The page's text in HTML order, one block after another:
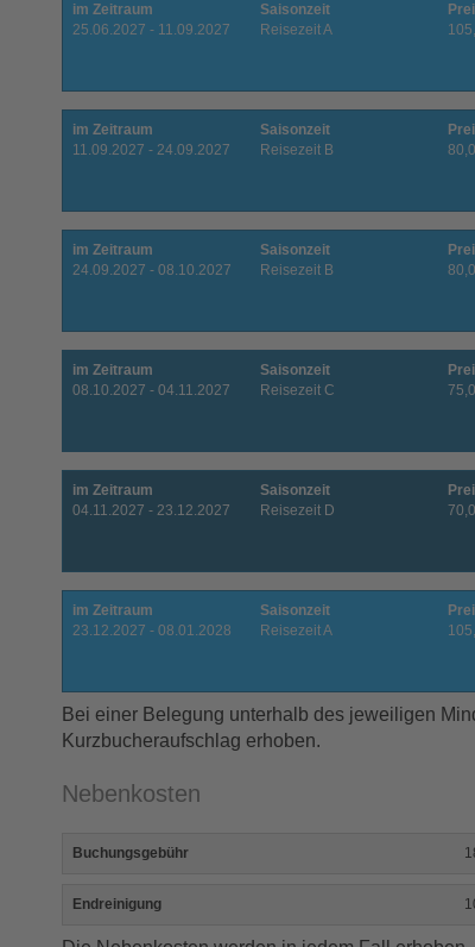
im Zeitraum
25.06.2027 - 11.09.2027
Saisonzeit
Reisezeit A
im Zeitraum
11.09.2027 - 24.09.2027
Saisonzeit
Reisezeit B
im Zeitraum
24.09.2027 - 08.10.2027
Saisonzeit
Reisezeit B
im Zeitraum
08.10.2027 - 04.11.2027
Saisonzeit
Reisezeit C
im Zeitraum
04.11.2027 - 23.12.2027
Saisonzeit
Reisezeit D
im Zeitraum
23.12.2027 - 08.01.2028
Saisonzeit
Reisezeit A
Bei einer Belegung unterhalb des jeweiligen
Kurzbucheraufschlag erhoben.
Nebenkosten
Buchungsgebühr
Endreinigung